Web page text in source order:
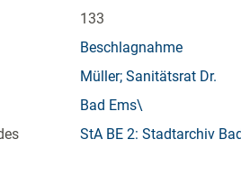
133
Beschlagnahme
Müller; Sanitätsrat Dr.
Bad Ems\
StA BE 2: Stadtarchiv